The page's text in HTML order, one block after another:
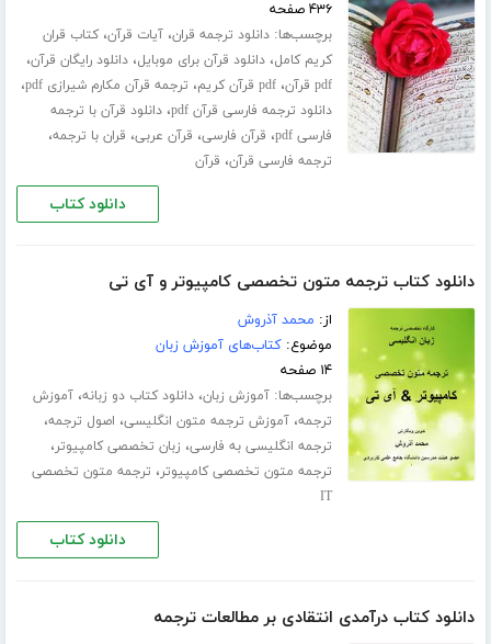
۴۳۶ صفحه
برچسب‌ها:دانلود ترجمه قران،آیات قرآن،کتاب قران
کریم کامل،دانلود قرآن برای موبایل،دانلود رایگان قرآن،
pdf قرآن ،pdf قرآن کریم ، ترجمه قرآن مکارم شیرازی pdf ،
دانلود ترجمه فارسی قرآن pdf ،دانلود قرآن با ترجمه
فارسی pdf
، قرآن فارسی، قرآن عربی، قران با ترجمه،
ترجمه فارسی قرآن، قرآن
دانلود کتاب
دانلود کتاب ترجمه متون تخصصی کامپیوتر و آی تی
از: محمد آذروش
موضوع:کتاب‌های آموزش زبان
۱۴ صفحه
برچسب‌ها:آموزش زبان،دانلود کتاب دو زبانه،آموزش
ترجمه،آموزش ترجمه متون انگلیسی، اصول ترجمه،
ترجمه انگلیسی به فارسی، زبان تخصصی کامپیوتر،
ترجمه متون تخصصی کامپیوتر، ترجمه متون تخصصی
IT
دانلود کتاب
دانلود کتاب درآمدی انتقادی بر مطالعات ترجمه